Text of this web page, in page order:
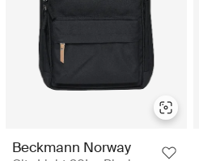
Beckmann Norway